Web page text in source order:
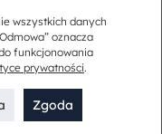
wszystkich danych
oznacza
funkcjonowania
prywatności.
Zgoda